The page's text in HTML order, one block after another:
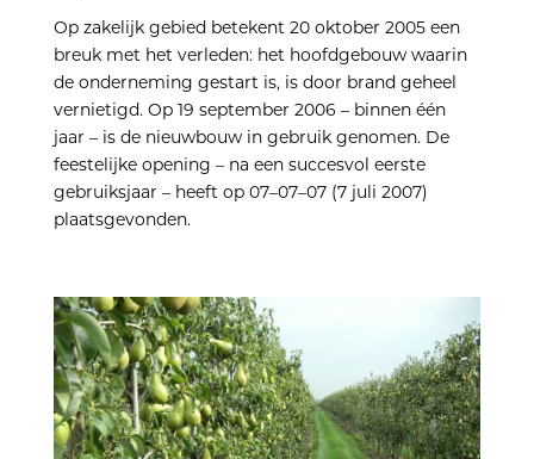
Op zakelijk gebied betekent 20 oktober 2005 een
breuk met het verleden: het hoofdgebouw waarin
de onderneming gestart is, is door brand geheel
vernietigd. Op 19 september 2006 – binnen één
jaar – is de nieuwbouw in gebruik genomen. De
feestelijke opening – na een succesvol eerste
gebruiksjaar – heeft op 07–07–07 (7 juli 2007)
plaatsgevonden.